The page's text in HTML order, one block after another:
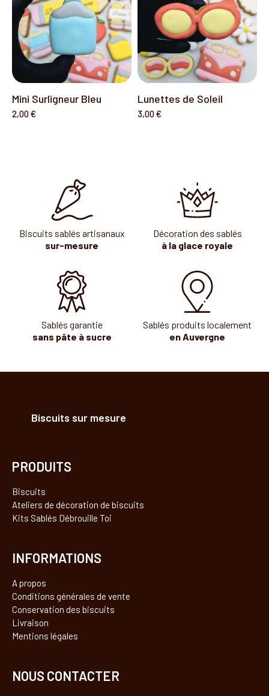
Mini Surligneur Bleu
2,00 €
Lunettes de Soleil
3,00 €
Biscuits sablés artisanaux
sur-mesure
Décoration des sablés
à la glace royale
Sablés garantie
sans pâte à sucre
Sablés produits localement
en Auvergne
Biscuits sur mesure
PRODUITS
Biscuits
Ateliers de décoration de biscuits
Kits Sablés Débrouille Toi
INFORMATIONS
A propos
Conditions générales de vente
Conservation des biscuits
Livraison
Mentions légales
NOUS CONTACTER